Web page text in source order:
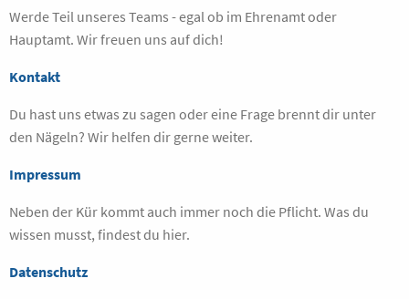
Werde Teil unseres Teams - egal ob im Ehrenamt oder
Hauptamt. Wir freuen uns auf dich!
Kontakt
Du hast uns etwas zu sagen oder eine Frage brennt dir unter
den Nägeln? Wir helfen dir gerne weiter.
Impressum
Neben der Kür kommt auch immer noch die Pflicht. Was du
wissen musst, findest du hier.
Datenschutz